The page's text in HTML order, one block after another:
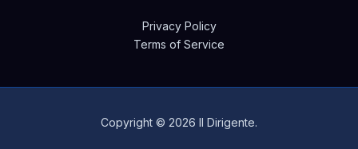
Privacy Policy
Terms of Service
Copyright © 2026 Il Dirigente.